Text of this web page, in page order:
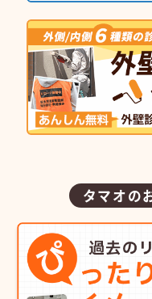
タマオの